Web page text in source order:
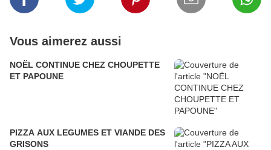
Vous aimerez aussi
NOËL CONTINUE CHEZ CHOUPETTE
ET PAPOUNE
PIZZA AUX LEGUMES ET VIANDE DES
GRISONS